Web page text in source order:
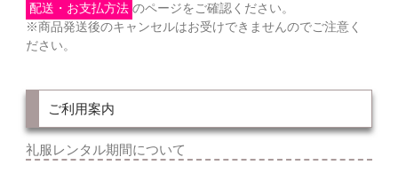
配送・お支払方法 のページをご確認ください。
※商品発送後のキャンセルはお受けできませんのでご注意く
ださい。
ご利用案内
礼服レンタル期間について